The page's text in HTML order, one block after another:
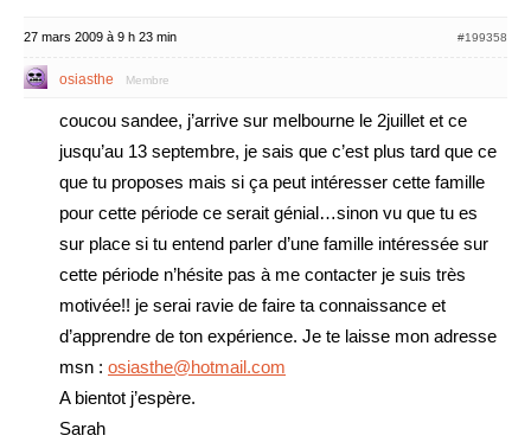
27 mars 2009 à 9 h 23 min #199358
osiasthe Membre
coucou sandee, j’arrive sur melbourne le 2juillet et ce
jusqu’au 13 septembre, je sais que c’est plus tard que ce
que tu proposes mais si ça peut intéresser cette famille
pour cette période ce serait génial…sinon vu que tu es
sur place si tu entend parler d’une famille intéressée sur
cette période n’hésite pas à me contacter je suis très
motivée!! je serai ravie de faire ta connaissance et
d’apprendre de ton expérience. Je te laisse mon adresse
msn : osiasthe@hotmail.com
A bientot j’espère.
Sarah